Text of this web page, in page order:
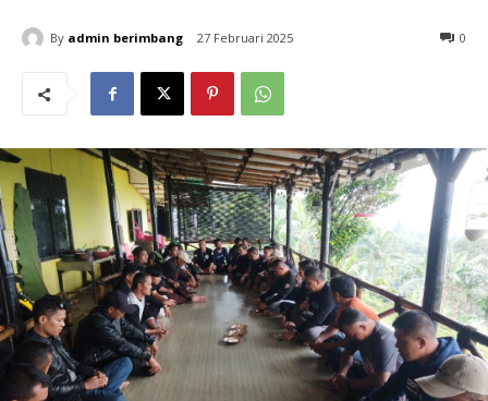
By admin berimbang 27 Februari 2025 0